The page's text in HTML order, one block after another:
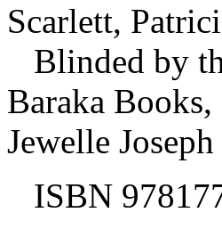
Scarlett,
Blinded by
Baraka
Jewelle
ISBN